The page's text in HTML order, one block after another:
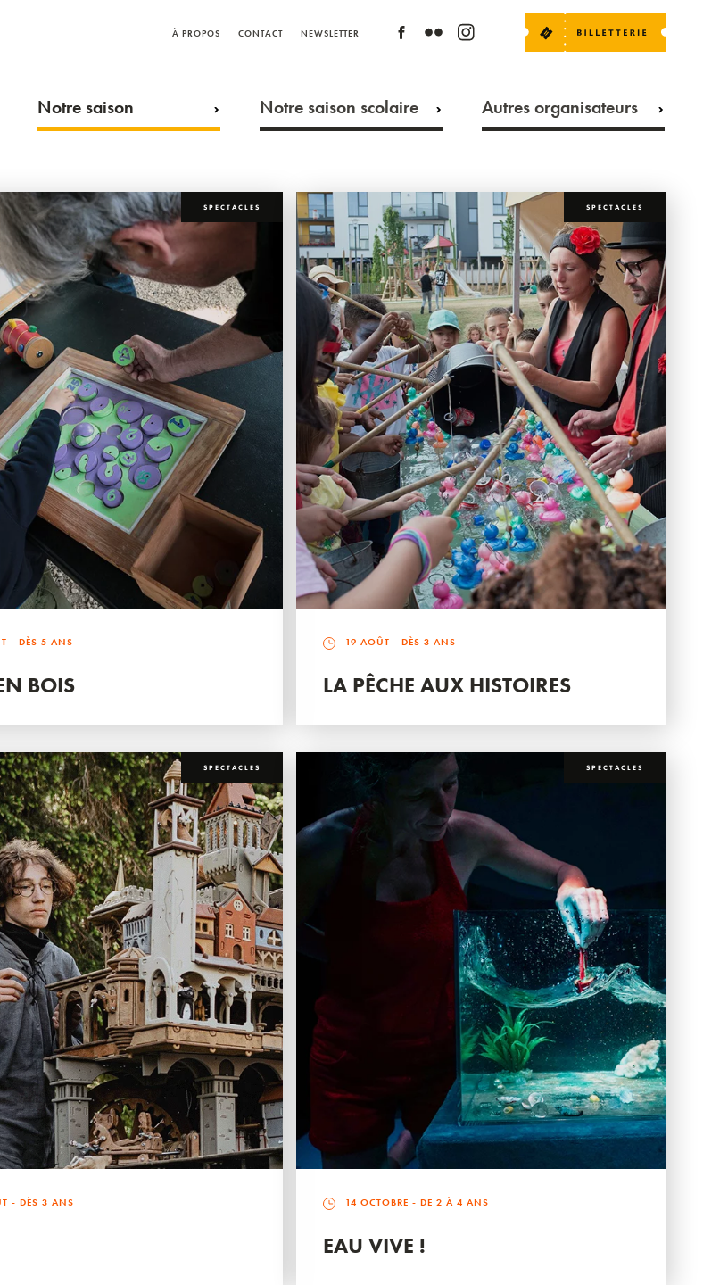
À PROPOS CONTACT NEWSLETTER
Notre saison Notre saison scolaire Autres organisateurs
SPECTACLES
- DÈS 5 ANS
BOIS
SPECTACLES
19 AOÛT - DÈS 3 ANS
LA PÊCHE AUX HISTOIRES
SPECTACLES
- DÈS 3 ANS
SPECTACLES
14 OCTOBRE - DE 2 À 4 ANS
EAU VIVE !